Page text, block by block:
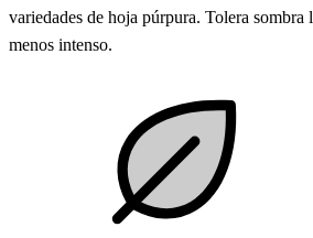
variedades de hoja púrpura. Tolera sombra
menos intenso.